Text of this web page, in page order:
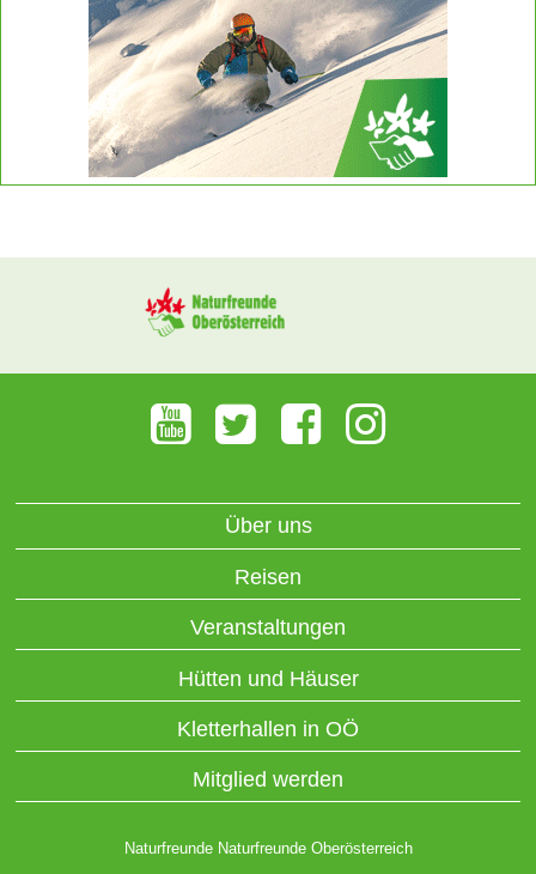
Über uns
Reisen
Veranstaltungen
Hütten und Häuser
Kletterhallen in OÖ
Mitglied werden
Naturfreunde Naturfreunde Oberösterreich